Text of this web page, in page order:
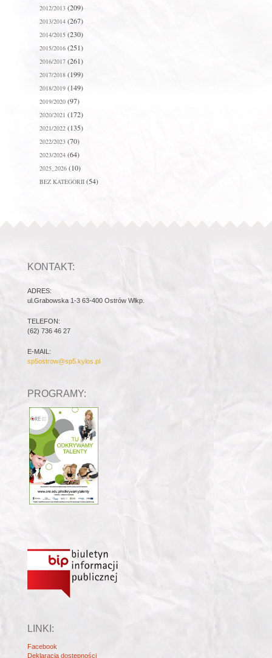
2012/2013(209)
2013/2014(267)
2014/2015(230)
2015/2016(251)
2016/2017(261)
2017/2018(199)
2018/2019(149)
2019/2020(97)
2020/2021 (172)
2021/2022(135)
2022/2023(70)
2023/2024(64)
2025_2026(10)
BEZ KATEGORII(54)
KONTAKT:
ADRES:
ul.Grabowska 1-3 63-400 Ostrów Wlkp.
TELEFON:
(62) 736 46 27
E-MAIL:
sp5ostrow@sp5.kylos.pl
PROGRAMY:
LINKI:
Facebook
Deklaracja dostępności